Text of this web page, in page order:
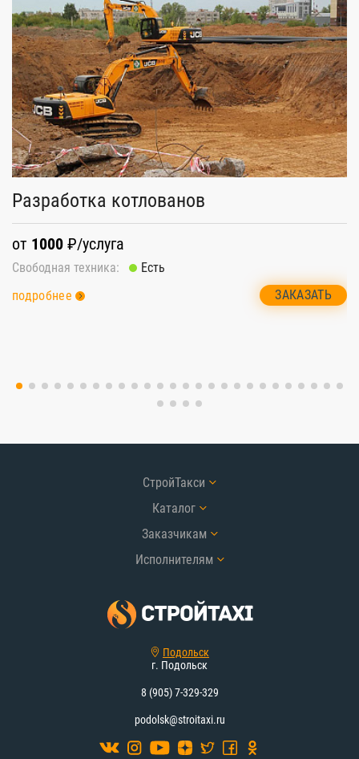
Разработка котлованов
от 1000 ₽/услуга
Свободная техника:
Есть
подробнее
ЗАКАЗАТЬ
СтройТакси
Каталог
Заказчикам
Исполнителям
Подольск
г. Подольск
8 (905) 7-329-329
podolsk@stroitaxi.ru